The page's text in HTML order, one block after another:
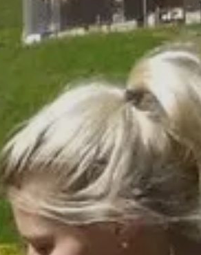
© Fitness Indoor